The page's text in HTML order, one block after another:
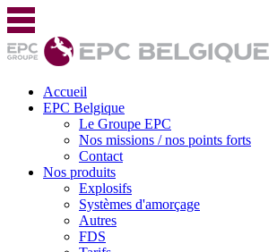
Accueil
EPC Belgique
Le Groupe EPC
Nos missions / nos points forts
Contact
Nos produits
Explosifs
Systèmes d'amorçage
Autres
FDS